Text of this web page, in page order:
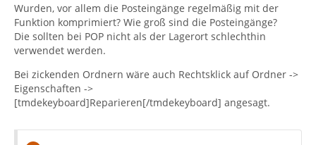
Wurden, vor allem die Posteingänge regelmäßig mit der
Funktion komprimiert? Wie groß sind die Posteingänge?
Die sollten bei POP nicht als der Lagerort schlechthin
verwendet werden.
Bei zickenden Ordnern wäre auch Rechtsklick auf Ordner ->
Eigenschaften ->
[tmdekeyboard]Reparieren[/tmdekeyboard] angesagt.